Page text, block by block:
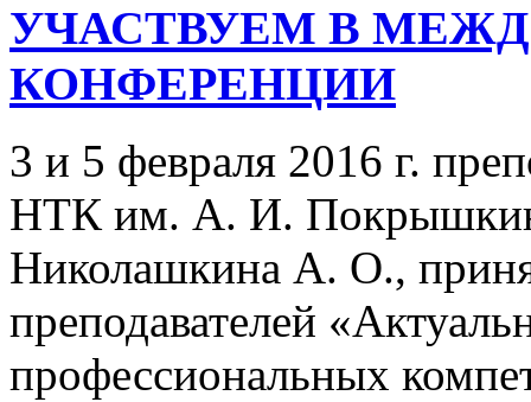
УЧАСТВУЕМ В
КОНФЕРЕНЦИИ
3 и 5 февраля 2016 г.
НТК им. А. И.
Николашкина А. О.,
преподавателей
профессиональных